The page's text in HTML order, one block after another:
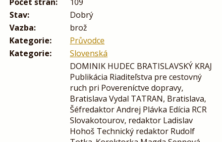
Stav:
Dobrý
Vazba:
brož
Kategorie:
Průvodce
Kategorie:
Slovenská
DOMINIK HUDEC BRATISLAVSKÝ KRAJ
Publikácia Riaditeľstva pre cestovný
ruch pri Povereníctve dopravy,
Bratislava Vydal TATRAN, Bratislava,
Šéfredaktor Andrej Plávka Edícia RCR
Slovakotourov, redaktor Ladislav
Hohoš Technický redaktor Rudolf